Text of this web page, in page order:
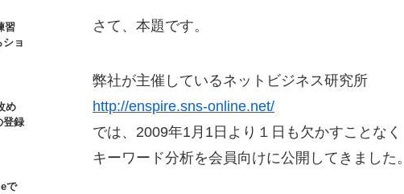
さて、本題です。
弊社が主催しているネットビジネス研究所
http://enspire.sns-online.net/
では、2009年1月1日より１日も欠かすことなく
キーワード分析を会員向けに公開してきました。
習
ョ
め
登録
で